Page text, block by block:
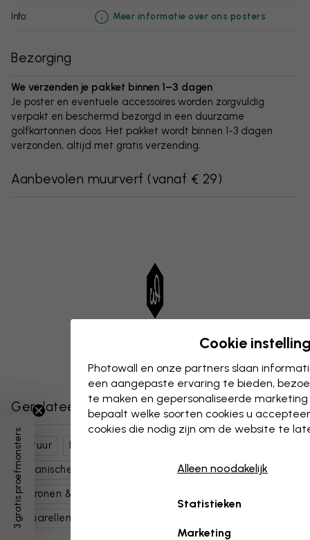
info: Meer informatie over ons posters
Bezorging
We verzenden je pakket binnen 1–3 dagen
Je poster en eventuele accessoires worden zorgvuldig
verpakt en beschermd bezorgd in een duurzame
golfkartonnen doos. Het pakket wordt binnen 1-3 dagen
verzonden, altijd met gratis verzending.
Aanbevolen muurverf (vanaf € 29)
Gerelateerde categorieën
Natuur Bloemen
Botanische Kunst
Kunst & Design
Patronen & Vormen
Aquarellen
3 gratis proefmonsters
Cookie
Photowall en onze partners slaan
een aangepaste ervaring te bieden,
te maken en gepersonaliseerde
bepaalt welke soorten cookies u
cookies die nodig zijn om de website te
Alleen noodakelijk
Statistieken
Marketing